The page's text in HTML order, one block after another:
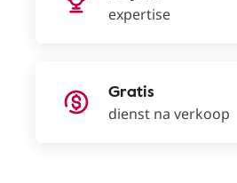
expertise
Gratis
dienst na verkoop